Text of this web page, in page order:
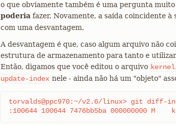
o que obviamente também é uma pergunta
poderia fazer. Novamente, a saída coincidente à
com uma desvantagem.
A desvantagem é que, caso algum arquivo não
estrutura de armazenamento para tanto e
Então, digamos que você editou o arquivo
update-index nele - ainda não há um "objeto"
torvalds@ppc970:~/v2.6/linux> git diff-